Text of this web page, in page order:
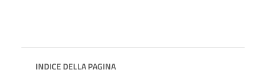
INDICE DELLA PAGINA